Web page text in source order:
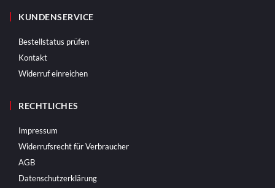
KUNDENSERVICE
Bestellstatus prüfen
Kontakt
Widerruf einreichen
RECHTLICHES
Impressum
Widerrufsrecht für Verbraucher
AGB
Datenschutzerklärung